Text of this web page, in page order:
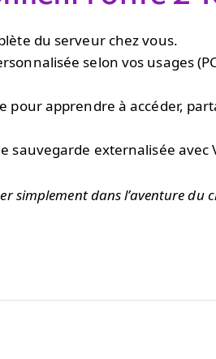
du serveur chez vous.
selon vos usages
pour apprendre à accéder,
sauvegarde externalisée avec
simplement dans l’aventure du